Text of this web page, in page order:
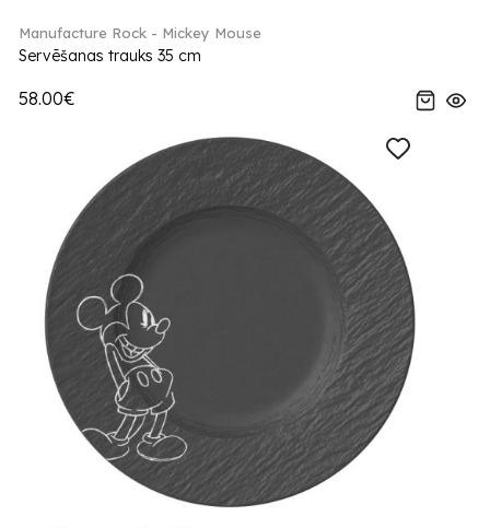
Manufacture Rock - Mickey Mouse
Servēšanas trauks 35 cm
58.00€